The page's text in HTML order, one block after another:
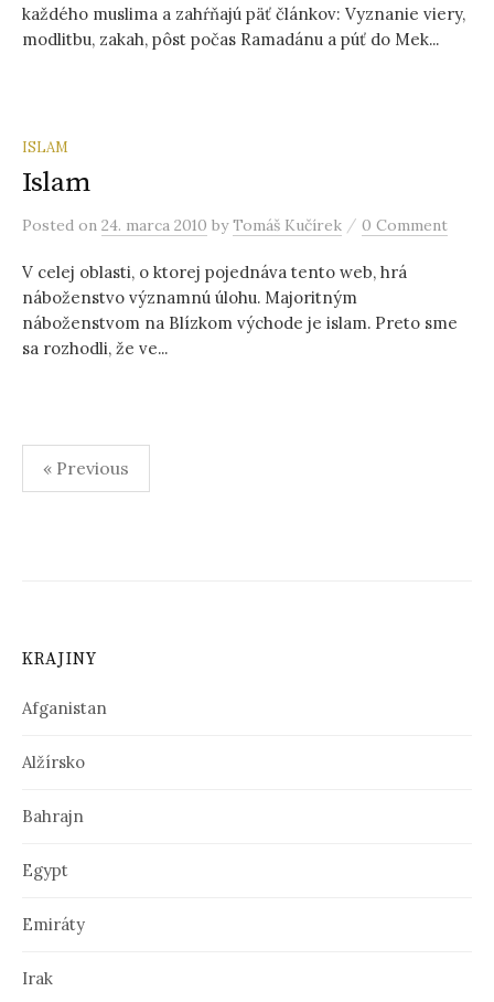
každého muslima a zahŕňajú päť článkov: Vyznanie viery,
modlitbu, zakah, pôst počas Ramadánu a púť do Mek...
ISLAM
Islam
Posted on 24. marca 2010 byTomáš Kučírek / 0 Comment
V celej oblasti, o ktorej pojednáva tento web, hrá
náboženstvo významnú úlohu. Majoritným
náboženstvom na Blízkom východe je islam. Preto sme
sa rozhodli, že ve...
g
á
c
a
v
á
« Previous
KRAJINY
Afganistan
Alžírsko
Bahrajn
Egypt
Emiráty
Irak